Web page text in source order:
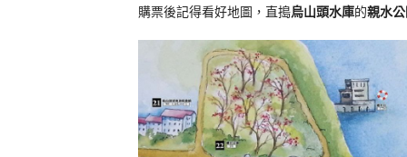
購票後記得看好地圖，直搗烏山頭水庫的親水